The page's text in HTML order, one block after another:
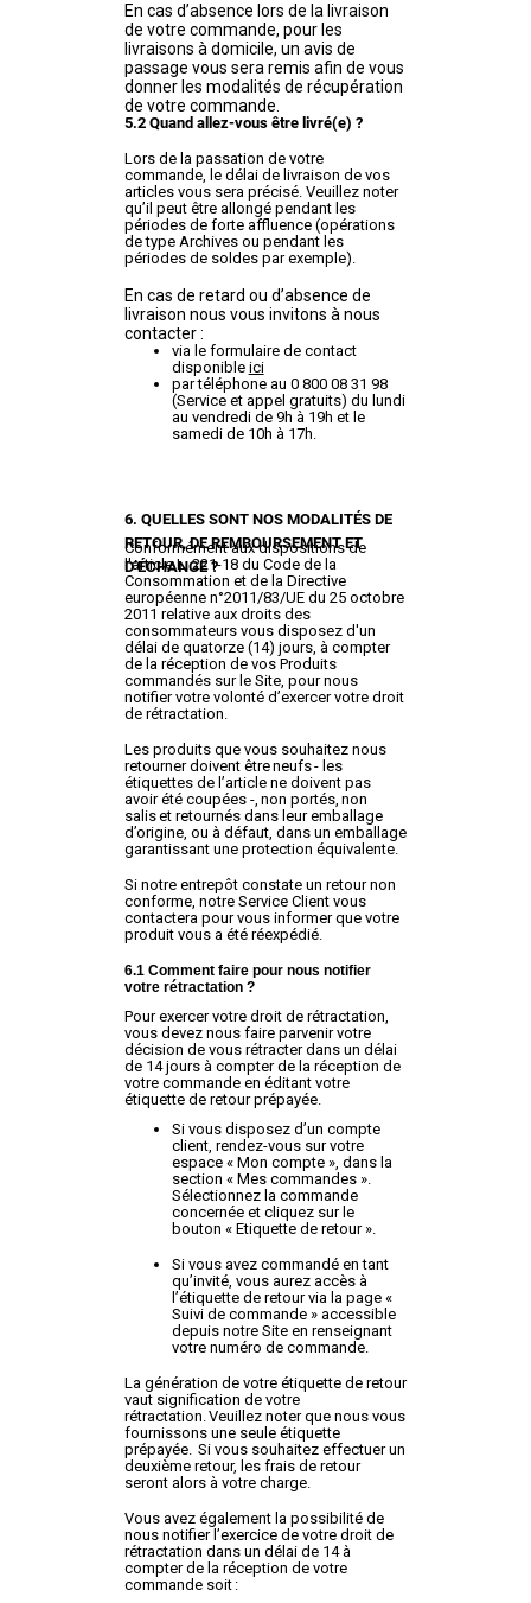
En cas d’absence lors de la livraison
de votre commande, pour les
livraisons à domicile, un avis de
passage vous sera remis afin de vous
donner les modalités de récupération
de votre commande.
5.2 Quand allez-vous être livré(e) ?
Lors de la passation de votre
commande, le délai de livraison de vos
articles vous sera précisé. Veuillez noter
qu’il peut être allongé pendant les
périodes de forte affluence (opérations
de type Archives ou pendant les
périodes de soldes par exemple).
En cas de retard ou d’absence de
livraison nous vous invitons à nous
contacter :
via le formulaire de contact
disponible ici
par téléphone au 0 800 08 31 98
(Service et appel gratuits) du lundi
au vendredi de 9h à 19h et le
samedi de 10h à 17h.
6. QUELLES SONT NOS MODALITÉS DE
RETOUR, DE REMBOURSEMENT ET
D’ÉCHANGE ?
Conformément aux dispositions de
l'article L. 221-18 du Code de la
Consommation et de la Directive
européenne n°2011/83/UE du 25 octobre
2011 relative aux droits des
consommateurs vous disposez d'un
délai de quatorze (14) jours, à compter
de la réception de vos Produits
commandés sur le Site, pour nous
notifier votre volonté d’exercer votre droit
de rétractation.
Les produits que vous souhaitez nous
retourner doivent être neufs - les
étiquettes de l’article ne doivent pas
avoir été coupées -, non portés, non
salis et retournés dans leur emballage
d’origine, ou à défaut, dans un emballage
garantissant une protection équivalente.
Si notre entrepôt constate un retour non
conforme, notre Service Client vous
contactera pour vous informer que votre
produit vous a été réexpédié.
6.1 Comment faire pour nous notifier
votre rétractation ?
Pour exercer votre droit de rétractation,
vous devez nous faire parvenir votre
décision de vous rétracter dans un délai
de 14 jours à compter de la réception de
votre commande en éditant votre
étiquette de retour prépayée.
Si vous disposez d’un compte
client, rendez-vous sur votre
espace « Mon compte », dans la
section « Mes commandes ».
Sélectionnez la commande
concernée et cliquez sur le
bouton « Etiquette de retour ».
Si vous avez commandé en tant
qu’invité, vous aurez accès à
l’étiquette de retour via la page «
Suivi de commande » accessible
depuis notre Site en renseignant
votre numéro de commande.
La génération de votre étiquette de retour
vaut signification de votre
rétractation. Veuillez noter que nous vous
fournissons une seule étiquette
prépayée. Si vous souhaitez effectuer un
deuxième retour, les frais de retour
seront alors à votre charge.
Vous avez également la possibilité de
nous notifier l’exercice de votre droit de
rétractation dans un délai de 14 à
compter de la réception de votre
commande soit :